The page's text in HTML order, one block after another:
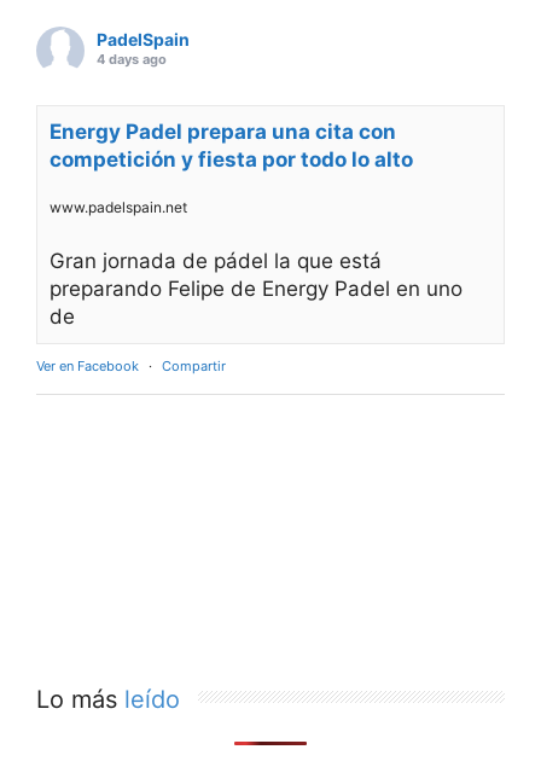
PadelSpain
4 days ago
Energy Padel prepara una cita con
competición y fiesta por todo lo alto
www.padelspain.net
Gran jornada de pádel la que está
preparando Felipe de Energy Padel en uno
de
Ver en Facebook · Compartir
Lo más leído